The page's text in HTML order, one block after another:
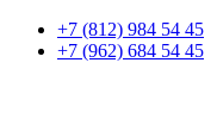
+7 (812) 984 54 45
+7 (962) 684 54 45